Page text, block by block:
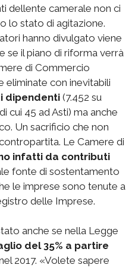
dellente camerale non ci
lo stato di agitazione.
hanno divulgato viene
se il piano di riforma verrà
di Commercio
eliminate con inevitabili
dipendenti (7.452 su
cui 45 ad Asti) ma anche
Un sacrificio che non
Le Camere di
infatti da contributi
fonte di sostentamento
le imprese sono tenute a
delle Imprese.
anche se nella Legge
del 35% a partire
2017. «Volete sapere